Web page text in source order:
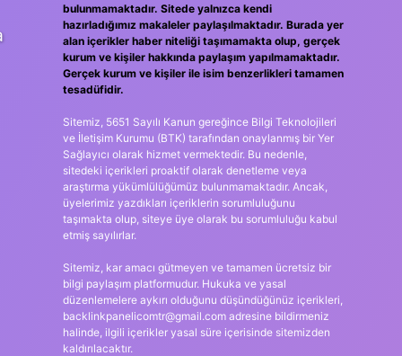
bulunmamaktadır. Sitede yalnızca kendi
hazırladığımız makaleler paylaşılmaktadır. Burada yer
alan içerikler haber niteliği taşımamakta olup, gerçek
kurum ve kişiler hakkında paylaşım yapılmamaktadır.
Gerçek kurum ve kişiler ile isim benzerlikleri tamamen
tesadüfidir.
Sitemiz, 5651 Sayılı Kanun gereğince Bilgi Teknolojileri
ve İletişim Kurumu (BTK) tarafından onaylanmış bir Yer
Sağlayıcı olarak hizmet vermektedir. Bu nedenle,
sitedeki içerikleri proaktif olarak denetleme veya
araştırma yükümlülüğümüz bulunmamaktadır. Ancak,
üyelerimiz yazdıkları içeriklerin sorumluluğunu
taşımakta olup, siteye üye olarak bu sorumluluğu kabul
etmiş sayılırlar.
Sitemiz, kar amacı gütmeyen ve tamamen ücretsiz bir
bilgi paylaşım platformudur. Hukuka ve yasal
düzenlemelere aykırı olduğunu düşündüğünüz içerikleri,
backlinkpanelicomtr@gmail.comadresine bildirmeniz
halinde, ilgili içerikler yasal süre içerisinde sitemizden
kaldırılacaktır.